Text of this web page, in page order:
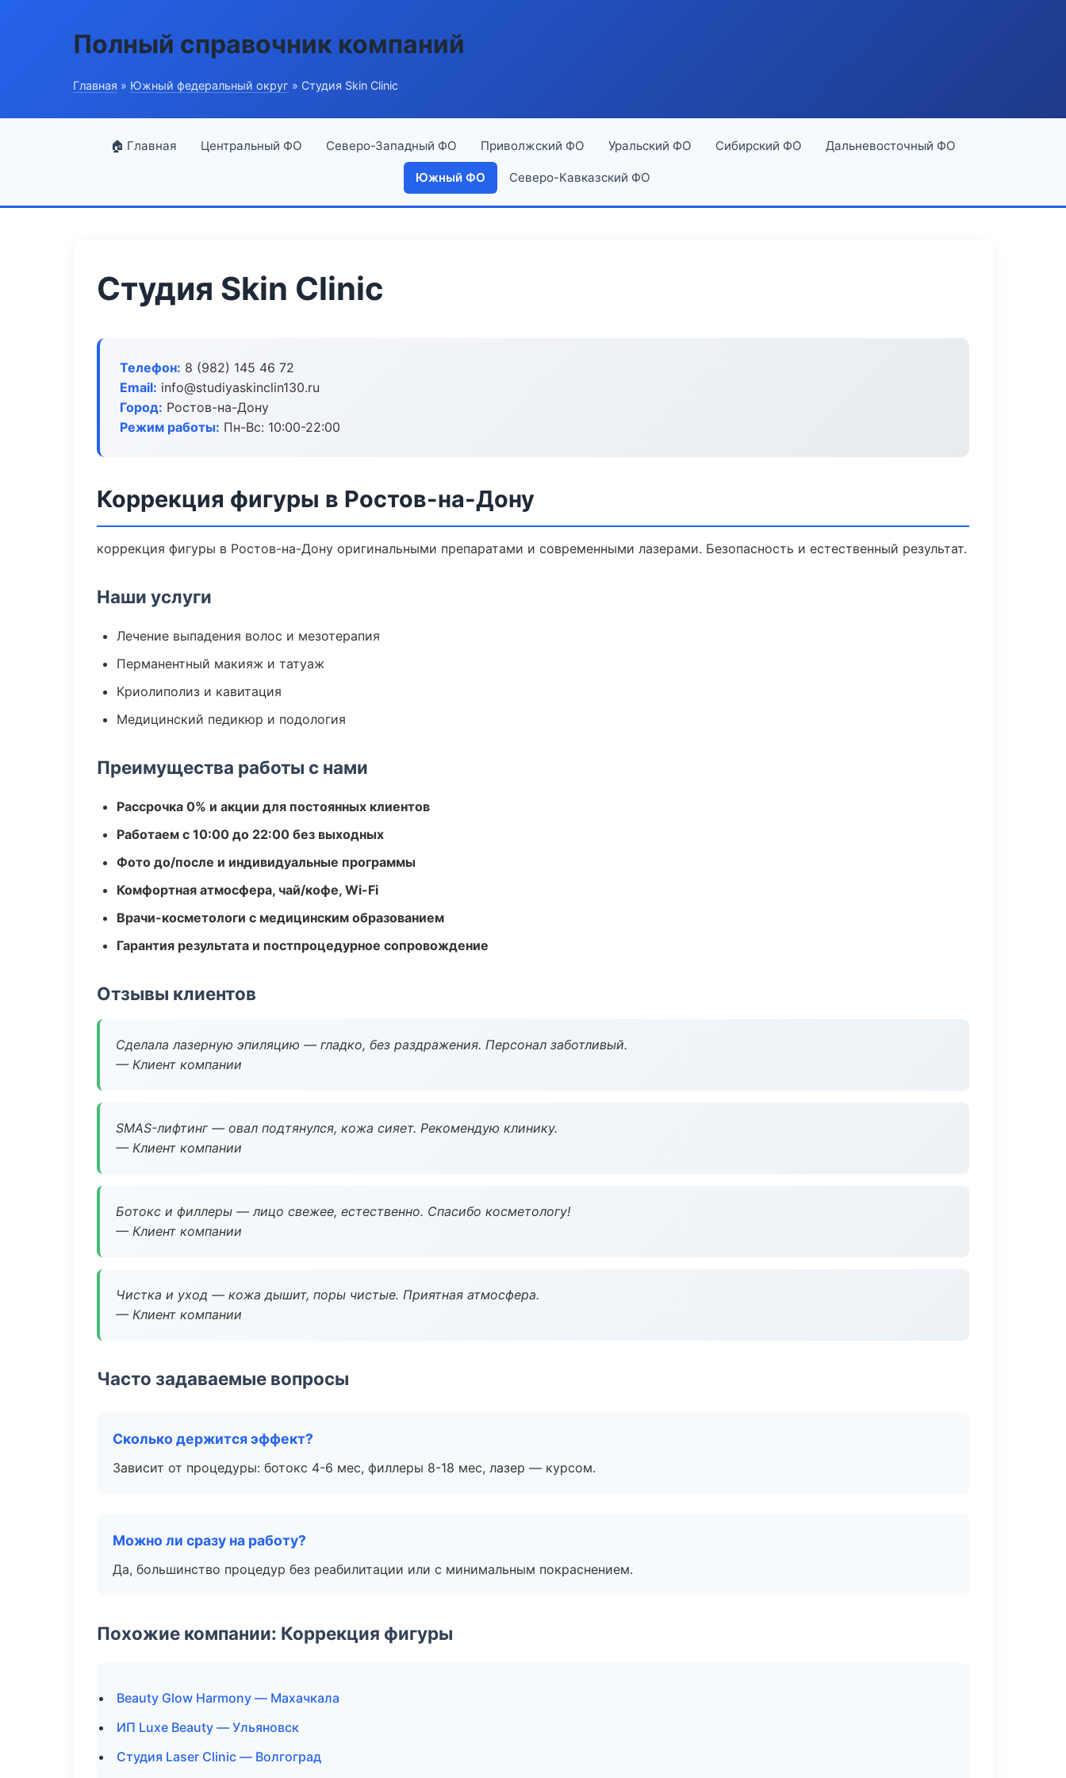
Полный справочник компаний
Главная » Южный федеральный округ » Студия Skin Clinic
🏠 Главная Центральный ФО Северо-Западный ФО Приволжский ФО Уральский ФО Сибирский ФО Дальневосточный ФО
Южный ФО Северо-Кавказский ФО
Студия Skin Clinic
Телефон: 8 (982) 145 46 72
Email: info@studiyaskinclin130.ru
Город: Ростов-на-Дону
Режим работы: Пн-Вс: 10:00-22:00
Коррекция фигуры в Ростов-на-Дону
коррекция фигуры в Ростов-на-Дону оригинальными препаратами и современными лазерами. Безопасность и естественный результат.
Наши услуги
Лечение выпадения волос и мезотерапия
Перманентный макияж и татуаж
Криолиполиз и кавитация
Медицинский педикюр и подология
Преимущества работы с нами
Рассрочка 0% и акции для постоянных клиентов
Работаем с 10:00 до 22:00 без выходных
Фото до/после и индивидуальные программы
Комфортная атмосфера, чай/кофе, Wi-Fi
Врачи-косметологи с медицинским образованием
Гарантия результата и постпроцедурное сопровождение
Отзывы клиентов
Сделала лазерную эпиляцию — гладко, без раздражения. Персонал заботливый.
— Клиент компании
SMAS-лифтинг — овал подтянулся, кожа сияет. Рекомендую клинику.
— Клиент компании
Ботокс и филлеры — лицо свежее, естественно. Спасибо косметологу!
— Клиент компании
Чистка и уход — кожа дышит, поры чистые. Приятная атмосфера.
— Клиент компании
Часто задаваемые вопросы
Сколько держится эффект?
Зависит от процедуры: ботокс 4-6 мес, филлеры 8-18 мес, лазер — курсом.
Можно ли сразу на работу?
Да, большинство процедур без реабилитации или с минимальным покраснением.
Похожие компании: Коррекция фигуры
Beauty Glow Harmony — Махачкала
ИП Luxe Beauty — Ульяновск
Студия Laser Clinic — Волгоград